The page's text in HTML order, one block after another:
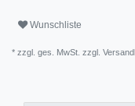
Wunschliste
* zzgl. ges. MwSt. zzgl.